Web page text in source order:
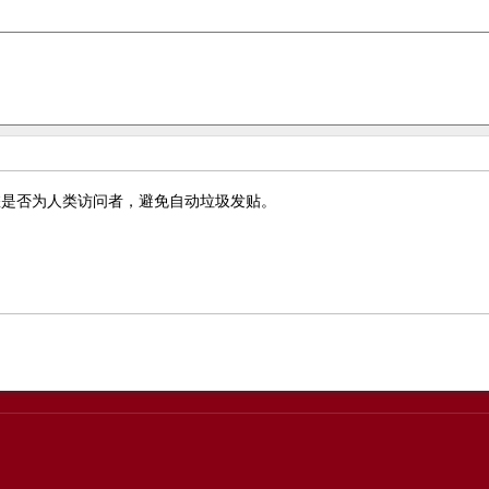
否为人类访问者，避免自动垃圾发贴。